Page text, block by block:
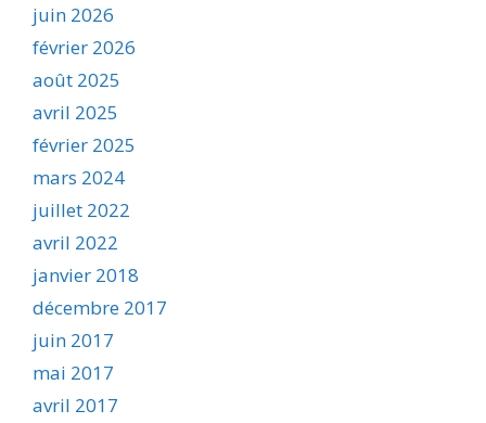
juin 2026
février 2026
août 2025
avril 2025
février 2025
mars 2024
juillet 2022
avril 2022
janvier 2018
décembre 2017
juin 2017
mai 2017
avril 2017